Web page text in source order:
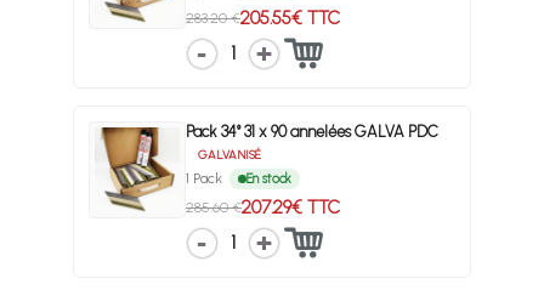
283.20 €205.55€ TTC
1
Pack 34° 31 x 90 annelées GALVA PDC
GALVANISÉ
1 Pack En stock
285.60 €207.29€ TTC
1